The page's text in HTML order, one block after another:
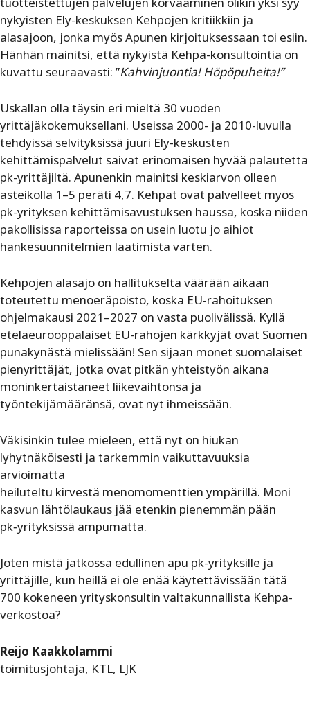
nykyisten Ely-keskuksen Kehpojen kritiikkiin ja
alasajoon, jonka myös Apunen kirjoituksessaan toi esiin.
Hänhän mainitsi, että nykyistä Kehpa-konsultointia on
kuvattu seuraavasti: ”Kahvinjuontia! Höpöpuheita!”
Uskallan olla täysin eri mieltä 30 vuoden
yrittäjäkokemuksellani. Useissa 2000- ja 2010-luvulla
tehdyissä selvityksissä juuri Ely-keskusten
kehittämispalvelut saivat erinomaisen hyvää palautetta
pk-yrittäjiltä. Apunenkin mainitsi keskiarvon olleen
asteikolla 1–5 peräti 4,7. Kehpat ovat palvelleet myös
pk-yrityksen kehittämisavustuksen haussa, koska niiden
pakollisissa raporteissa on usein luotu jo aihiot
hankesuunnitelmien laatimista varten.
Kehpojen alasajo on hallitukselta väärään aikaan
toteutettu menoeräpoisto, koska EU-rahoituksen
ohjelmakausi 2021–2027 on vasta puolivälissä. Kyllä
eteläeurooppalaiset EU-rahojen kärkkyjät ovat Suomen
punakynästä mielissään! Sen sijaan monet suomalaiset
pienyrittäjät, jotka ovat pitkän yhteistyön aikana
moninkertaistaneet liikevaihtonsa ja
työntekijämääränsä, ovat nyt ihmeissään.
Väkisinkin tulee mieleen, että nyt on hiukan
lyhytnäköisesti ja tarkemmin vaikuttavuuksia
arvioimatta
heiluteltu kirvestä menomomenttien ympärillä. Moni
kasvun lähtölaukaus jää etenkin pienemmän pään
pk‐yrityksissä ampumatta.
Joten mistä jatkossa edullinen apu pk-yrityksille ja
yrittäjille, kun heillä ei ole enää käytettävissään tätä
700 kokeneen yrityskonsultin valtakunnallista Kehpa-
verkostoa?
Reijo Kaakkolammi
toimitusjohtaja, KTL, LJK